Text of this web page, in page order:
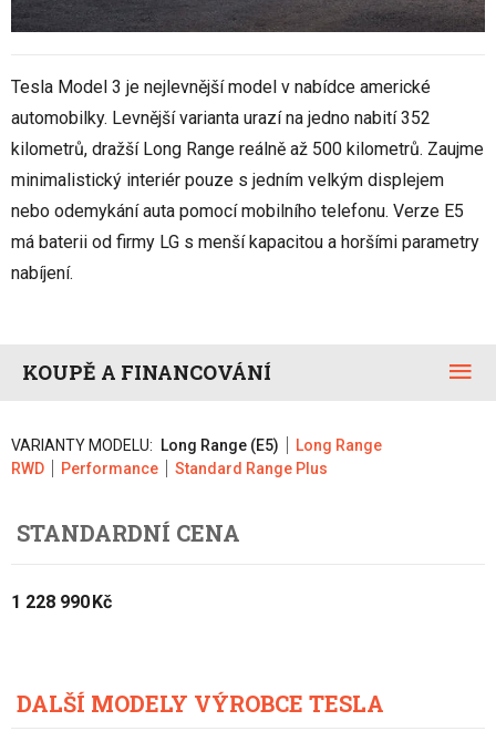
Tesla Model 3 je nejlevnější model v nabídce americké
automobilky. Levnější varianta urazí na jedno nabití 352
kilometrů, dražší Long Range reálně až 500 kilometrů. Zaujme
minimalistický interiér pouze s jedním velkým displejem
nebo odemykání auta pomocí mobilního telefonu. Verze E5
má baterii od firmy LG s menší kapacitou a horšími parametry
nabíjení.
KOUPĚ A FINANCOVÁNÍ
VARIANTY MODELU: Long Range (E5)
Long Range
RWD
Performance Standard Range Plus
STANDARDNÍ CENA
1 228 990 Kč
DALŠÍ MODELY VÝROBCE TESLA